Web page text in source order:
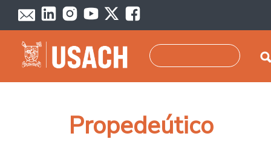
Pasar al contenido principal
Propedeútico